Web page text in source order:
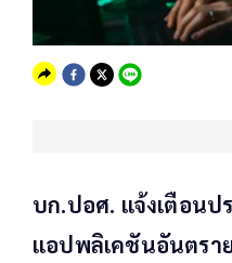
บก.ปอศ. แจ้งเตือน
แอปพลิเคชันอันตรา